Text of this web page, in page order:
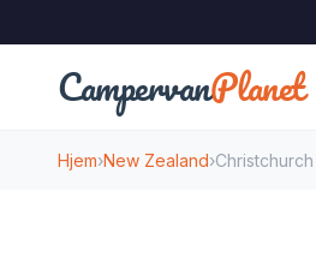
CampervanPlanet
Hjem›New Zealand›Christchurch